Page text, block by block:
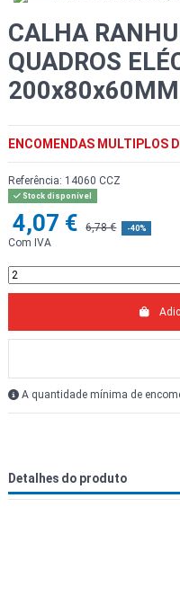
CALHA
QUADROS
200x80x60MM
ENCOMENDAS MULTIPLOS
Referência: 14060 CCZ
Stock disponível
4,07 € 6,78 € -40%
Com IVA
A quantidade mínima de
Detalhes do produto